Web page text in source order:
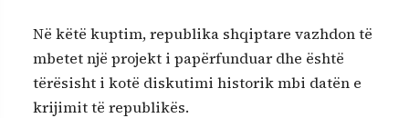
Në këtë kuptim, republika shqiptare vazhdon të
mbetet një projekt i papërfunduar dhe është
tërësisht i kotë diskutimi historik mbi datën e
krijimit të republikës.